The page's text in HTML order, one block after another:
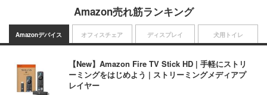
Amazon売れ筋ランキング
Amazonデバイス
【New】Amazon Fire TV Stick HD | 手軽にストリ
ーミングをはじめよう | ストリーミングメディアプ
レイヤー
オフィスチェア ディスプレイ 犬用トイレ